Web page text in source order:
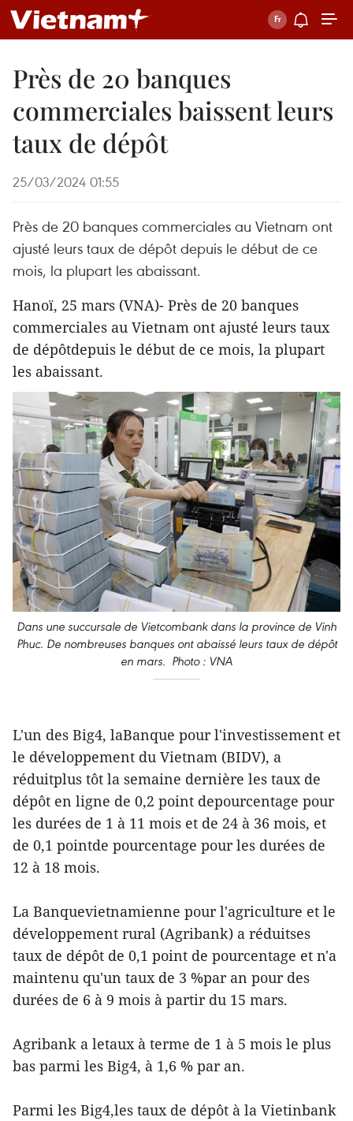
Près de 20 banques
commerciales baissent leurs
taux de dépôt
25/03/2024 01:55
Près de 20 banques commerciales au Vietnam ont
ajusté leurs taux de dépôt depuis le début de ce
mois, la plupart les abaissant.
Hanoï, 25 mars (VNA)- Près de 20 banques
commerciales au Vietnam ont ajusté leurs taux
de dépôtdepuis le début de ce mois, la plupart
les abaissant.
Dans une succursale de Vietcombank dans la province de Vinh
Phuc. De nombreuses banques ont abaissé leurs taux de dépôt
en mars. Photo : VNA
L'un des Big4, laBanque pour l'investissement et
le développement du Vietnam (BIDV), a
réduitplus tôt la semaine dernière les taux de
dépôt en ligne de 0,2 point depourcentage pour
les durées de 1 à 11 mois et de 24 à 36 mois, et
de 0,1 pointde pourcentage pour les durées de
12 à 18 mois.
La Banquevietnamienne pour l'agriculture et le
développement rural (Agribank) a réduitses
taux de dépôt de 0,1 point de pourcentage et n'a
maintenu qu'un taux de 3 %par an pour des
durées de 6 à 9 mois à partir du 15 mars.
Agribank a letaux à terme de 1 à 5 mois le plus
bas parmi les Big4, à 1,6 % par an.
Parmi les Big4,les taux de dépôt à la Vietinbank